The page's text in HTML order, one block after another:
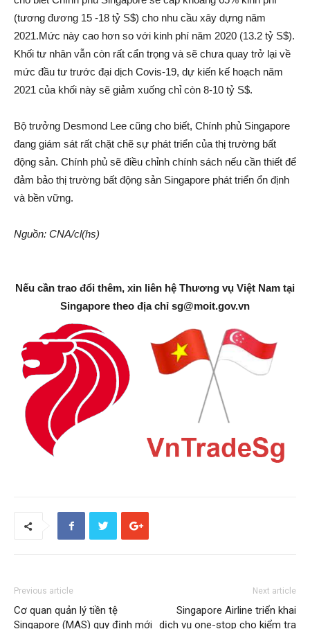
(tương đương 15 -18 tỷ S$) cho nhu cầu xây dựng năm
2021.Mức này cao hơn so với kinh phí năm 2020 (13.2 tỷ S$).
Khối tư nhân vẫn còn rất cẩn trọng và sẽ chưa quay trở lại về
mức đầu tư trước đại dịch Covis-19, dự kiến kế hoạch năm
2021 của khối này sẽ giảm xuống chỉ còn 8-10 tỷ S$.
Bộ trưởng Desmond Lee cũng cho biết, Chính phủ Singapore
đang giám sát rất chặt chẽ sự phát triển của thị trường bất
động sản. Chính phủ sẽ điều chỉnh chính sách nếu cần thiết để
đảm bảo thị trường bất động sản Singapore phát triển ổn định
và bền vững.
Nguồn: CNA/cl(hs)
Nếu cần trao đổi thêm, xin liên hệ Thương vụ Việt Nam tại
Singapore theo địa chỉ sg@moit.gov.vn
Previous article
Cơ quan quản lý tiền tệ
Singapore (MAS) quy định mới
Next article
Singapore Airline triển khai
dịch vụ one-stop cho kiểm tra